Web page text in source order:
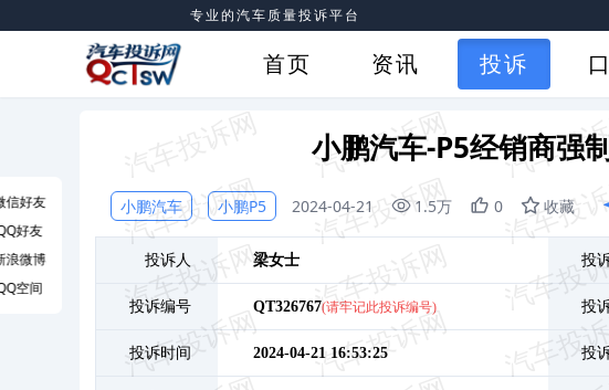
专业的汽车质量投诉平台
首页 资讯 投诉
小鹏汽车-P5经销商强
小鹏汽车 小鹏P5 2024-04-21 1.5万 0 收藏
投诉人 梁女士 投
投诉编号 QT326767(请牢记此投诉编号) 投
投诉时间 2024-04-21 16:53:25 投
信好友
好友
浪微博
空间